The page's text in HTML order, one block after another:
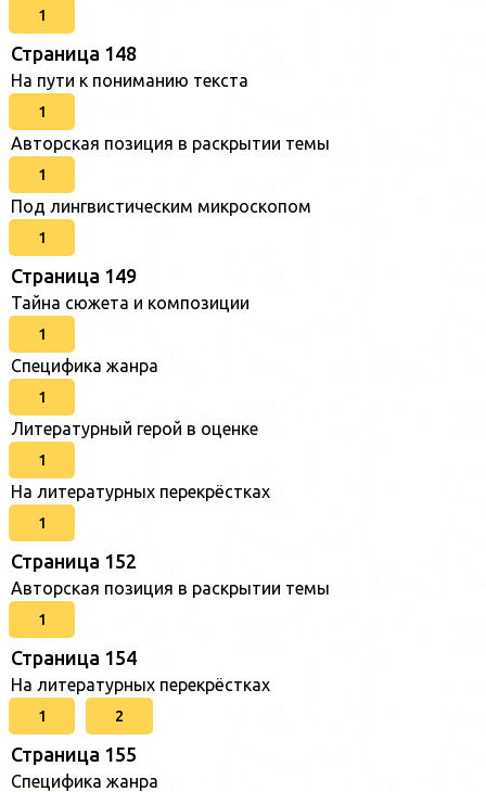
1
Страница 148
На пути к пониманию текста
1
Авторская позиция в раскрытии темы
1
Под лингвистическим микроскопом
1
Страница 149
Тайна сюжета и композиции
1
Специфика жанра
1
Литературный герой в оценке
1
На литературных перекрёстках
1
Страница 152
Авторская позиция в раскрытии темы
1
Страница 154
На литературных перекрёстках
1 2
Страница 155
Специфика жанра